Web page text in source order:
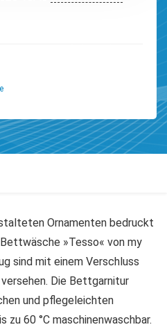
Ornamenten bedruckt
»Tesso« von my
sind mit einem Verschluss
Die Bettgarnitur
und pflegeleichten
zu 60 °C maschinenwaschbar.